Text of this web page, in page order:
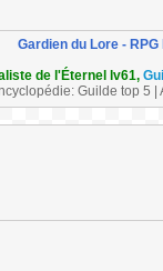
Gardien du Lore - RPG
de l'Éternel lv61,
Guilde top 5 |